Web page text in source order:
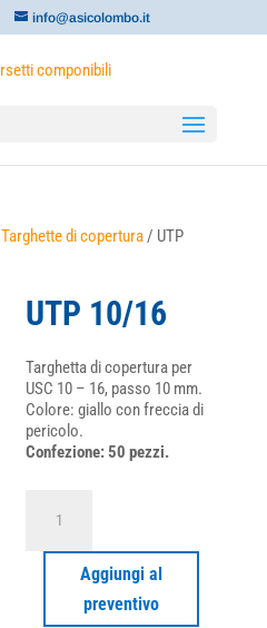
info@asicolombo.it
Targhette di copertura/ UTP
UTP 10/16
Targhetta di copertura per
USC 10 – 16, passo 10 mm.
Colore: giallo con freccia di
pericolo.
Confezione: 50 pezzi.
10/16
Aggiungi al
preventivo